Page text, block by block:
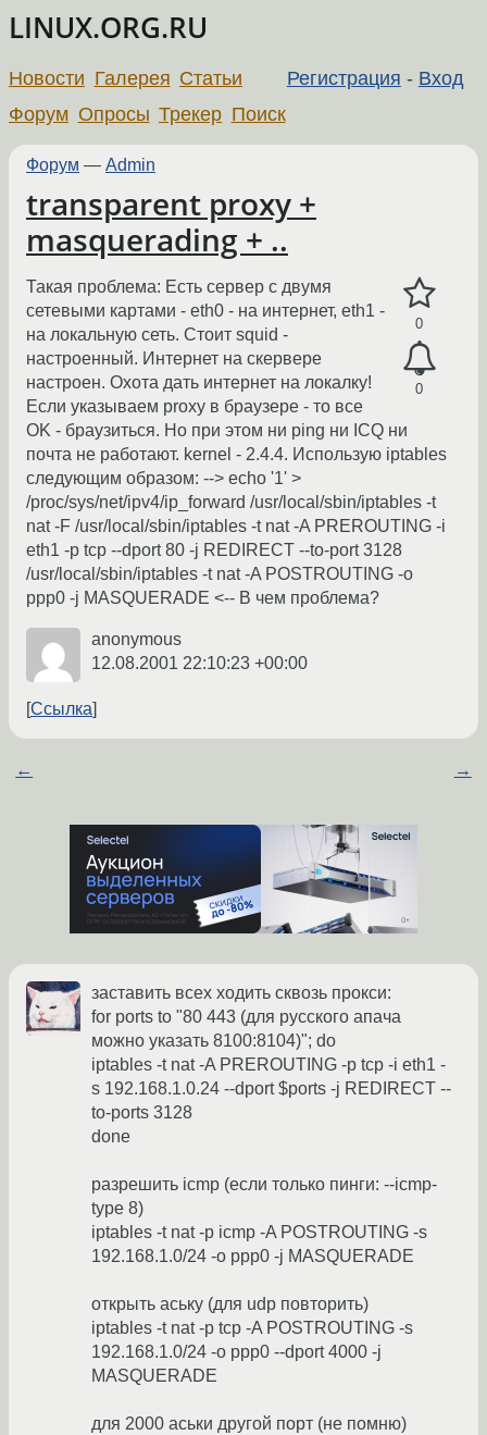
LINUX.ORG.RU
Регистрация - Вход
Новости Галерея Статьи
Форум Опросы Трекер Поиск
Форум — Admin
transparent proxy +
masquerading + ..
0
0
Такая проблема: Есть сервер с двумя
сетевыми картами - eth0 - на интернет, eth1 -
на локальную сеть. Стоит squid -
настроенный. Интернет на скервере
настроен. Охота дать интернет на локалку!
Если указываем proxy в браузере - то все
OK - браузиться. Но при этом ни ping ни ICQ ни
почта не работают. kernel - 2.4.4. Использую iptables
следующим образом: --> echo '1' >
/proc/sys/net/ipv4/ip_forward /usr/local/sbin/iptables -t
nat -F /usr/local/sbin/iptables -t nat -A PREROUTING -i
eth1 -p tcp --dport 80 -j REDIRECT --to-port 3128
/usr/local/sbin/iptables -t nat -A POSTROUTING -o
ppp0 -j MASQUERADE <-- В чем проблема?
anonymous
12.08.2001 22:10:23 +00:00
Ссылка
← →
заставить всех ходить сквозь прокси:
for ports to "80 443 (для русского апача
можно указать 8100:8104)"; do
iptables -t nat -A PREROUTING -p tcp -i eth1 -
s 192.168.1.0.24 --dport $ports -j REDIRECT --
to-ports 3128
done
разрешить icmp (если только пинги: --icmp-
type 8)
iptables -t nat -p icmp -A POSTROUTING -s
192.168.1.0/24 -o ppp0 -j MASQUERADE
открыть аську (для udp повторить)
iptables -t nat -p tcp -A POSTROUTING -s
192.168.1.0/24 -o ppp0 --dport 4000 -j
MASQUERADE
для 2000 аськи другой порт (не помню)